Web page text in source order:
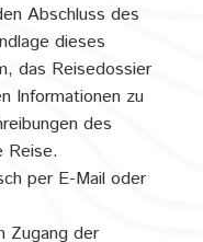
Abschluss des
dieses
das Reisedossier
Informationen zu
des
Reise.
per E-Mail oder
der